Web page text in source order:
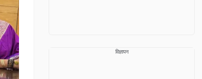
विज्ञापन